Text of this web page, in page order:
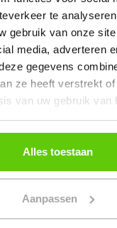
te
gebruik van onze
media, adverteren
gegevens
ze heeft verstrekt
van uw gebruik van
Alles toestaan
Aanpassen
van andere